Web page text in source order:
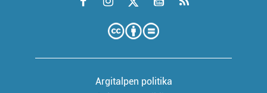
Argitalpen politika